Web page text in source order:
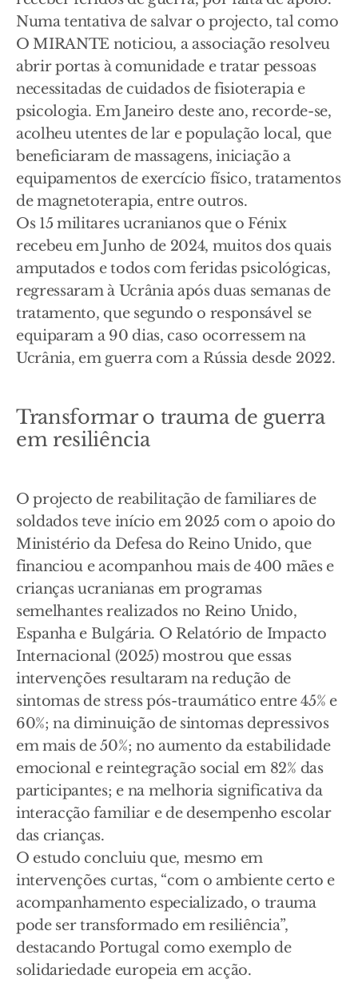
Numa tentativa de salvar o projecto, tal como
O MIRANTE noticiou, a associação resolveu
abrir portas à comunidade e tratar pessoas
necessitadas de cuidados de fisioterapia e
psicologia. Em Janeiro deste ano, recorde-se,
acolheu utentes de lar e população local, que
beneficiaram de massagens, iniciação a
equipamentos de exercício físico, tratamentos
de magnetoterapia, entre outros.
Os 15 militares ucranianos que o Fénix
recebeu em Junho de 2024, muitos dos quais
amputados e todos com feridas psicológicas,
regressaram à Ucrânia após duas semanas de
tratamento, que segundo o responsável se
equiparam a 90 dias, caso ocorressem na
Ucrânia, em guerra com a Rússia desde 2022.
Transformar o trauma de guerra
em resiliência
O projecto de reabilitação de familiares de
soldados teve início em 2025 com o apoio do
Ministério da Defesa do Reino Unido, que
financiou e acompanhou mais de 400 mães e
crianças ucranianas em programas
semelhantes realizados no Reino Unido,
Espanha e Bulgária. O Relatório de Impacto
Internacional (2025) mostrou que essas
intervenções resultaram na redução de
sintomas de stress pós-traumático entre 45% e
60%; na diminuição de sintomas depressivos
em mais de 50%; no aumento da estabilidade
emocional e reintegração social em 82% das
participantes; e na melhoria significativa da
interacção familiar e de desempenho escolar
das crianças.
O estudo concluiu que, mesmo em
intervenções curtas, “com o ambiente certo e
acompanhamento especializado, o trauma
pode ser transformado em resiliência”,
destacando Portugal como exemplo de
solidariedade europeia em acção.